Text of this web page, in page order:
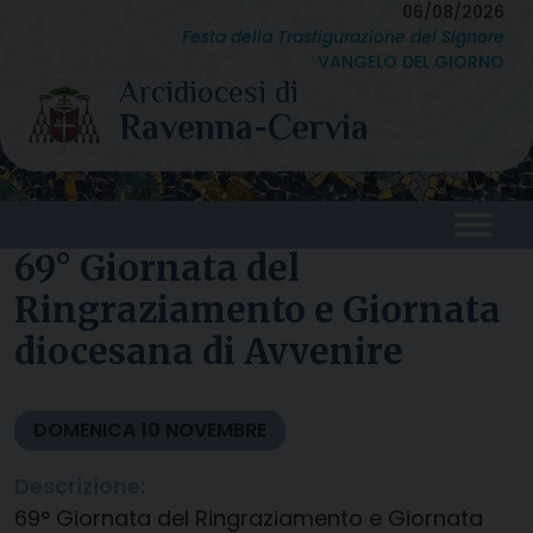
content
06/08/2026
Festa della Trasfigurazione del Signore
VANGELO DEL GIORNO
69° Giornata del
Ringraziamento e Giornata
diocesana di Avvenire
DOMENICA 10 NOVEMBRE
69° Giornata del Ringraziamento e Giornata